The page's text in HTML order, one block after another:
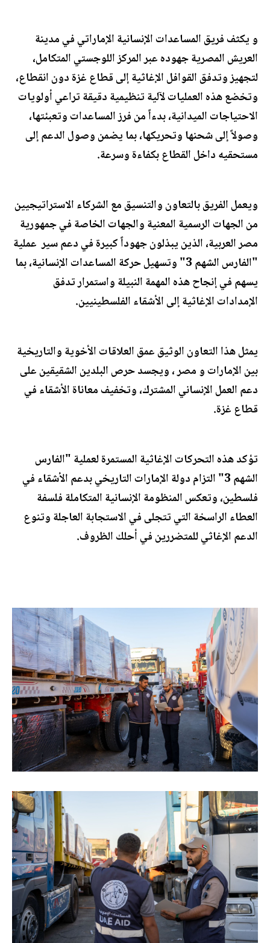
و يكثف فريق المساعدات الإنسانية الإماراتي في مدينة
العريش المصرية جهوده عبر المركز اللوجستي المتكامل،
لتجهيز وتدفق القوافل الإغاثية إلى قطاع غزة دون انقطاع،
وتخضع هذه العمليات لآلية تنظيمية دقيقة تراعي أولويات
الاحتياجات الميدانية، بدءاً من فرز المساعدات وتعبئتها،
وصولاً إلى شحنها وتحريكها، بما يضمن وصول الدعم إلى
مستحقيه داخل القطاع بكفاءة وسرعة.
ويعمل الفريق بالتعاون والتنسيق مع الشركاء الاستراتيجيين
من الجهات الرسمية المعنية والجهات الخاصة في جمهورية
مصر العربية، الذين يبذلون جهوداً كبيرة في دعم سير عملية
"الفارس الشهم 3" وتسهيل حركة المساعدات الإنسانية، بما
يسهم في إنجاح هذه المهمة النبيلة واستمرار تدفق
الإمدادات الإغاثية إلى الأشقاء الفلسطينيين.
يمثل هذا التعاون الوثيق عمق العلاقات الأخوية والتاريخية
بين الإمارات و مصر ، ويجسد حرص البلدين الشقيقين على
دعم العمل الإنساني المشترك، وتخفيف معاناة الأشقاء في
قطاع غزة.
تؤكد هذه التحركات الإغاثية المستمرة لعملية "الفارس
الشهم 3" التزام دولة الإمارات التاريخي بدعم الأشقاء في
فلسطين، وتعكس المنظومة الإنسانية المتكاملة فلسفة
العطاء الراسخة التي تتجلى في الاستجابة العاجلة وتنوع
الدعم الإغاثي للمتضررين في أحلك الظروف.